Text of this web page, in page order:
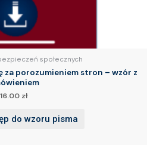
społecznych
za porozumieniem stron – wzór z
16.00 zł
do wzoru pisma